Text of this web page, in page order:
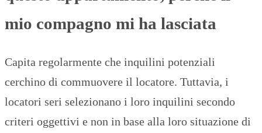
mio compagno mi ha lasciata
Capita regolarmente che inquilini potenziali
cerchino di commuovere il locatore. Tuttavia, i
locatori seri selezionano i loro inquilini secondo
criteri oggettivi e non in base alla loro situazione di